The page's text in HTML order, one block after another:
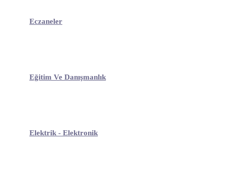
Eczaneler
Eğitim Ve Danışmanlık
Elektrik - Elektronik